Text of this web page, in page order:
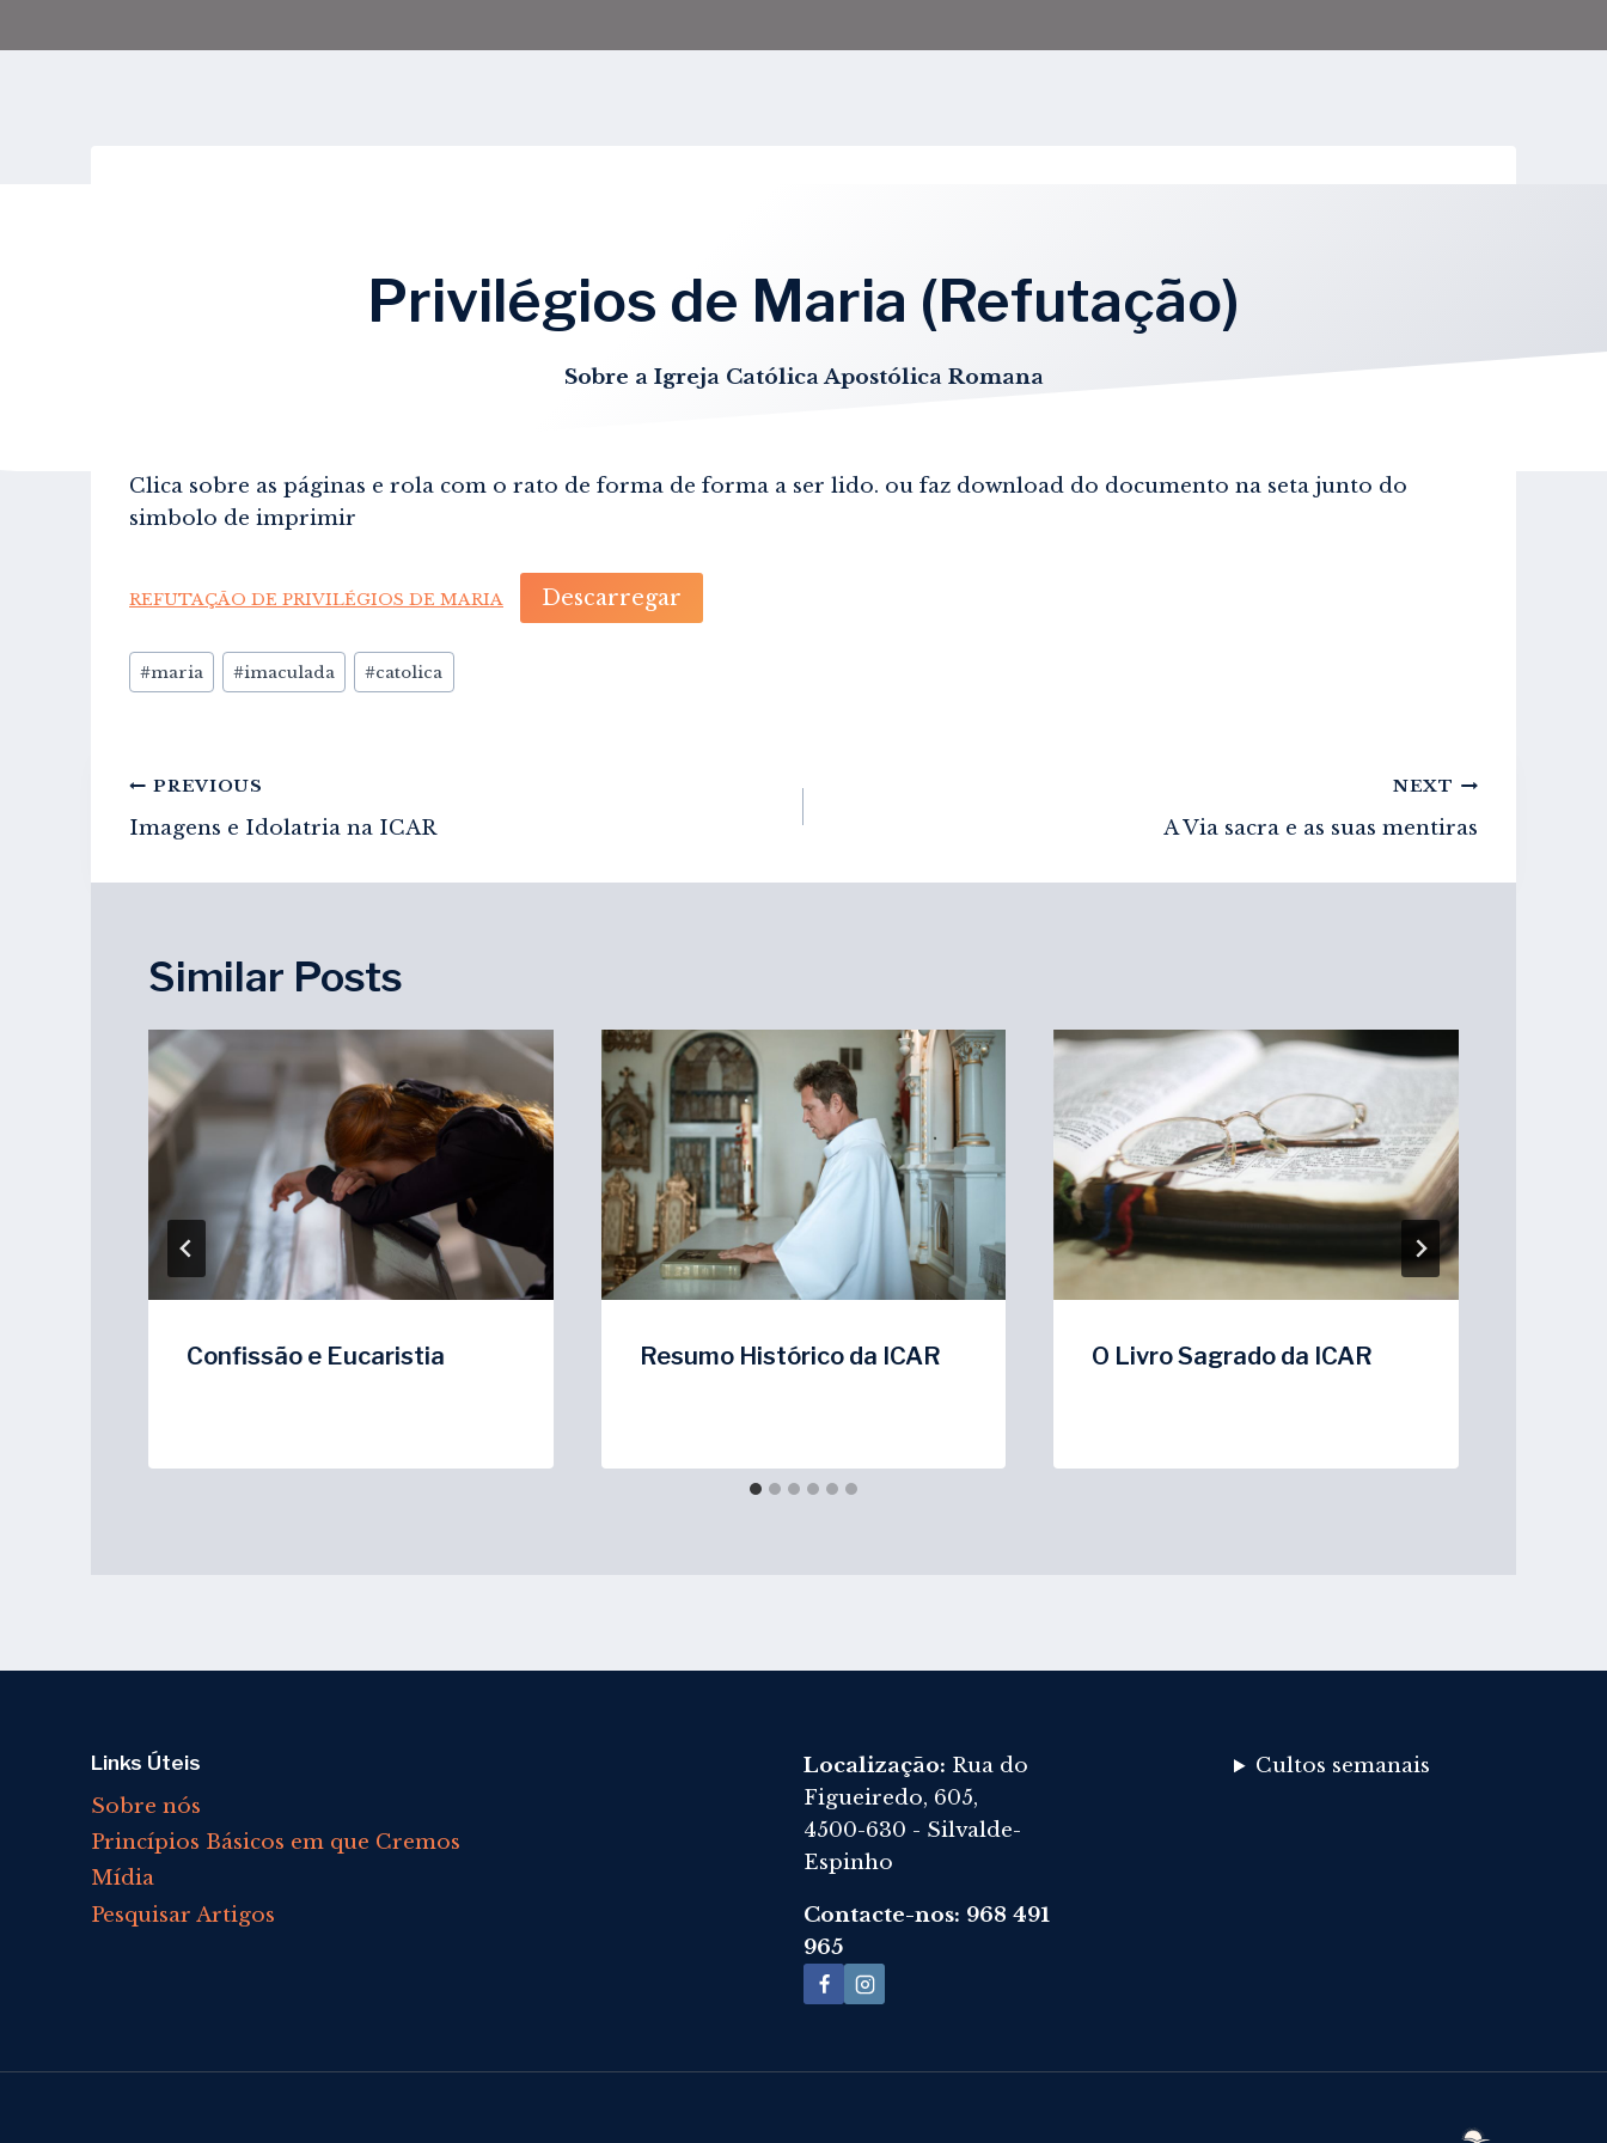
Privilégios de Maria (Refutação)
Sobre a Igreja Católica Apostólica Romana
Clica sobre as páginas e rola com o rato de forma de forma a ser lido. ou faz download do documento na seta junto do
simbolo de imprimir
REFUTAÇÃO DE PRIVILÉGIOS DE MARIA Descarregar
Post
Tags:
#maria #imaculada #catolica
Navegação
de
artigos
PREVIOUS
Imagens e Idolatria na ICAR
NEXT
A Via sacra e as suas mentiras
Similar Posts
Confissão e Eucaristia Resumo Histórico da ICAR O Livro Sagrado da ICAR
Links Úteis
Sobre nós
Princípios Básicos em que Cremos
Mídia
Pesquisar Artigos
Localização: Rua do
Figueiredo, 605,
4500-630 - Silvalde-
Espinho
Contacte-nos: 968 491
965
Cultos semanais